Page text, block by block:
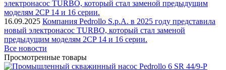
16.09.2025 Компания Pedrollo S.p.A. в 2025 году представила
новый электронасос TURBO, который стал заменой
предыдущим моделям 2CP 14 и 16 серии.
Все новости
Просмотренные товары